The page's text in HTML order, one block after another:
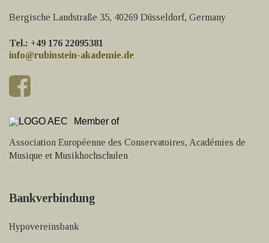
Bergische Landstraße 35, 40269 Düsseldorf, Germany
Tel.: +49 176 22095381
info@rubinstein-akademie.de
Member of
Association Européenne des Conservatoires, Académies de
Musique et Musikhochschulen
Bankverbindung
Hypovereinsbank